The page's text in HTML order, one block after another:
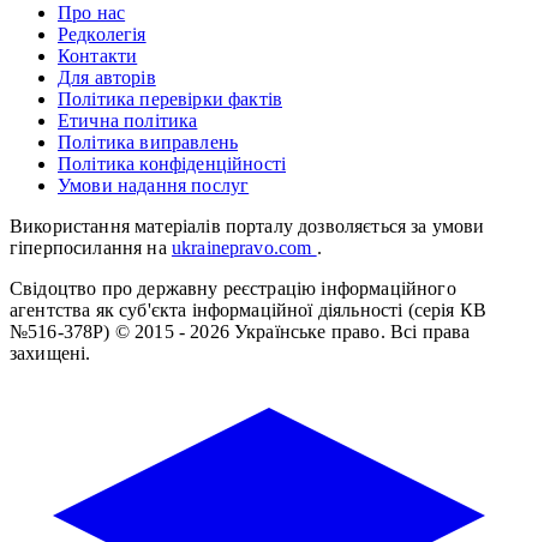
Про нас
Редколегія
Контакти
Для авторів
Політика перевірки фактів
Етична політика
Політика виправлень
Політика конфіденційності
Умови надання послуг
Використання матеріалів порталу дозволяється за умови
гіперпосилання на ukrainepravo.com .
Свідоцтво про державну реєстрацію інформаційного
агентства як суб'єкта інформаційної діяльності (серія КВ
№516-378Р) © 2015 - 2026 Українське право. Всі права
захищені.